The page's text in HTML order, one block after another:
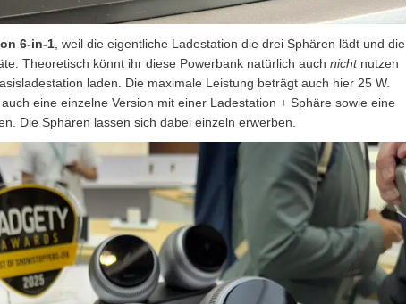
6-in-1 , weil die eigentliche Ladestation die drei Sphären lädt und die
Theoretisch könnt ihr diese Powerbank natürlich auch nichtnutzen
laden. Die maximale Leistung beträgt auch hier 25 W.
eine einzelne Version mit einer Ladestation + Sphäre sowie eine
Die Sphären lassen sich dabei einzeln erwerben.